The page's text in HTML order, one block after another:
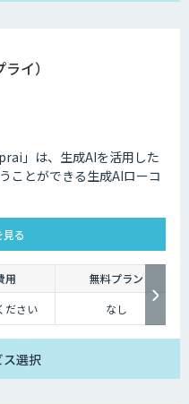
イ）
」は、生成AIを活用した
ことができる生成AIローコ
る
用
無料プラン
ださい なし
ス選択